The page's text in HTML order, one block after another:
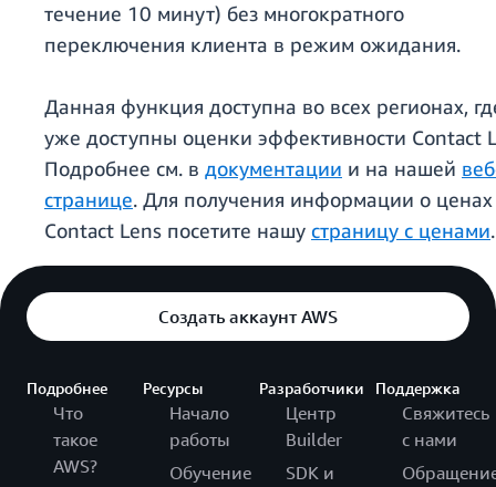
течение 10 минут) без многократного
переключения клиента в режим ожидания.
Данная функция доступна во всех регионах,
уже доступны оценки эффективности Contact
Подробнее см. в документации и на нашей
странице. Для получения информации о
Contact Lens посетите нашу страницу с ценами.
Создать аккаунт AWS
Подробнее
Что
такое
AWS?
Ресурсы
Начало
работы
Обучение
Разработчики
Центр
Builder
SDK и
Поддержка
Свяжитесь
с нами